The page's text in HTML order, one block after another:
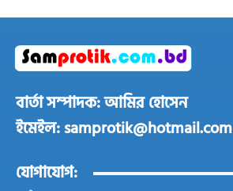
বার্তা সম্পাদক: আমির হোসেন
ইমেইল: samprotik@hotmail.com
যোগাযোগ: